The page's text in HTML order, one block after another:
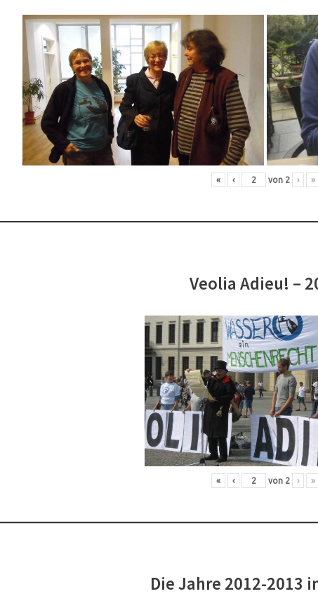
« ‹ von 2 › »
Veolia Adieu! –
« ‹ von 2 › »
Die Jahre 2012-2013